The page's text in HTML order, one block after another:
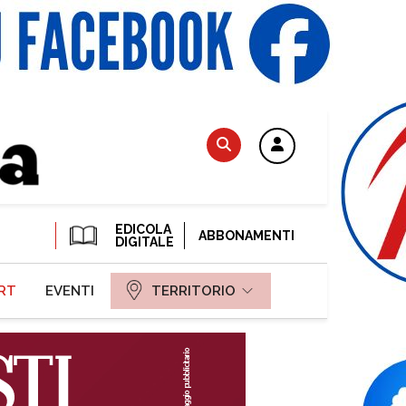
EDICOLA
DIGITALE
ABBONAMENTI
EVENTI TERRITORIO